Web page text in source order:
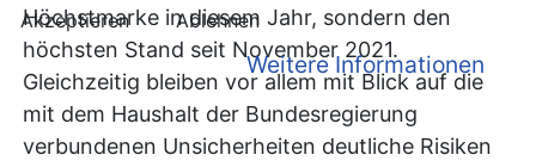
Höchstmarke in diesem Jahr, sondern den
höchsten Stand seit November 2021.
Gleichzeitig bleiben vor allem mit Blick auf die
mit dem Haushalt der Bundesregierung
verbundenen Unsicherheiten deutliche Risiken
Akzeptieren Ablehnen
Weitere Informationen